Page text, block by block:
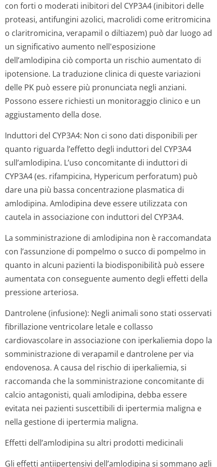
con forti o moderati inibitori del CYP3A4 (inibitori delle
proteasi, antifungini azolici, macrolidi come eritromicina
o claritromicina, verapamil o diltiazem) può dar luogo ad
un significativo aumento nell'esposizione
dell’amlodipina ciò comporta un rischio aumentato di
ipotensione. La traduzione clinica di queste variazioni
delle PK può essere più pronunciata negli anziani.
Possono essere richiesti un monitoraggio clinico e un
aggiustamento della dose.
Induttori del CYP3A4: Non ci sono dati disponibili per
quanto riguarda l’effetto degli induttori del CYP3A4
sull’amlodipina. L’uso concomitante di induttori di
CYP3A4 (es. rifampicina, Hypericum perforatum) può
dare una più bassa concentrazione plasmatica di
amlodipina. Amlodipina deve essere utilizzata con
cautela in associazione con induttori del CYP3A4.
La somministrazione di amlodipina non è raccomandata
con l’assunzione di pompelmo o succo di pompelmo in
quanto in alcuni pazienti la biodisponibilità può essere
aumentata con conseguente aumento degli effetti della
pressione arteriosa.
Dantrolene (infusione): Negli animali sono stati osservati
fibrillazione ventricolare letale e collasso
cardiovascolare in associazione con iperkaliemia dopo la
somministrazione di verapamil e dantrolene per via
endovenosa. A causa del rischio di iperkaliemia, si
raccomanda che la somministrazione concomitante di
calcio antagonisti, quali amlodipina, debba essere
evitata nei pazienti suscettibili di ipertermia maligna e
nella gestione di ipertermia maligna.
Effetti dell’amlodipina su altri prodotti medicinali
Gli effetti antiipertensivi dell’amlodipina si sommano agli